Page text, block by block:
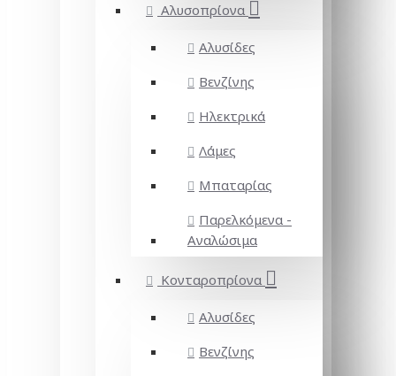
Αλυσοπρίονα
Αλυσίδες
Βενζίνης
Ηλεκτρικά
Λάμες
Μπαταρίας
Παρελκόμενα -
Αναλώσιμα
Κονταροπρίονα
Αλυσίδες
Βενζίνης